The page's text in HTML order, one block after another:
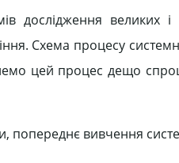
дослідження великих
Схема процесу
цей процес дещо
попереднє вивчення